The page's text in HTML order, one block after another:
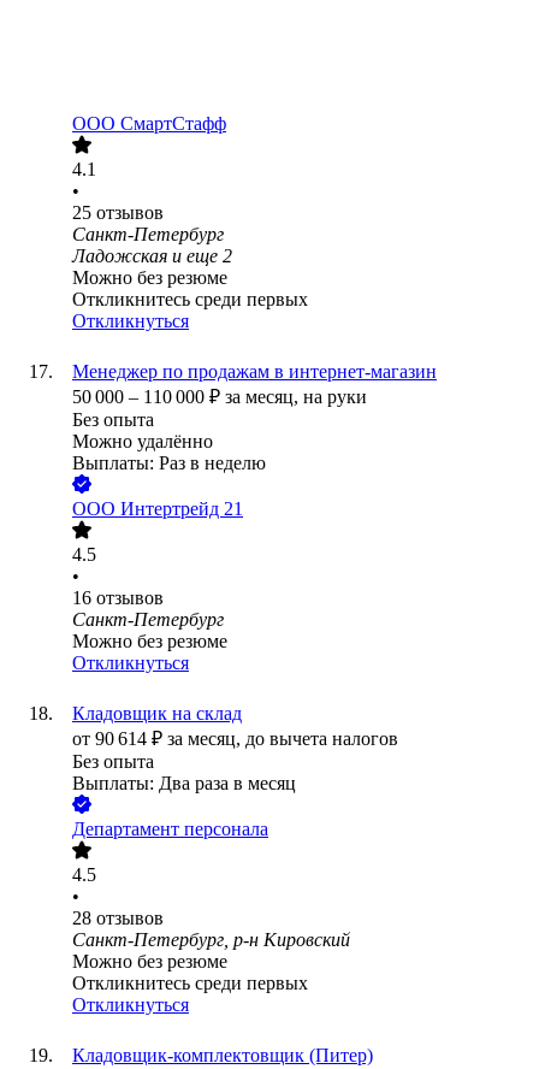
ООО СмартСтафф
4.1
•
25 отзывов
Санкт-Петербург
Ладожская и еще 2
Можно без резюме
Откликнитесь среди первых
Откликнуться
Менеджер по продажам в интернет-магазин
50 000 – 110 000 ₽ за месяц, на руки
Без опыта
Можно удалённо
Выплаты: Раз в неделю
ООО Интертрейд 21
4.5
•
16 отзывов
Санкт-Петербург
Можно без резюме
Откликнуться
Кладовщик на склад
от 90 614 ₽ за месяц, до вычета налогов
Без опыта
Выплаты: Два раза в месяц
Департамент персонала
4.5
•
28 отзывов
Санкт-Петербург, р-н Кировский
Можно без резюме
Откликнитесь среди первых
Откликнуться
Кладовщик-комплектовщик (Питер)